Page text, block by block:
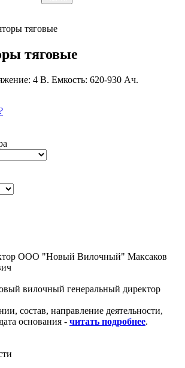
тяговые
тяговые
4 В. Емкость: 620-930 Ач.
ООО "Новый Вилочный" Максаков
состав, направление деятельности,
основания - читать подробнее.